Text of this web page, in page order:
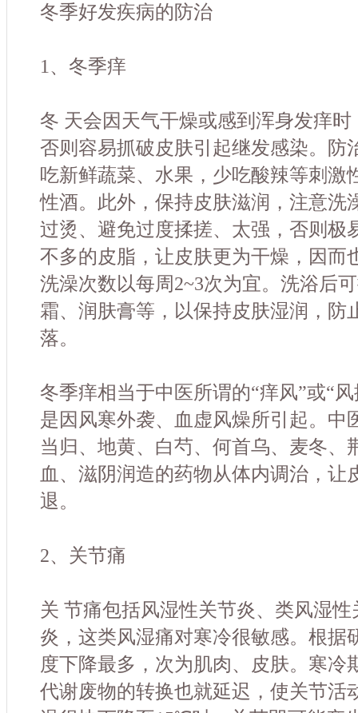
冬季好发疾病的防治
1、冬季痒
冬 天会因天气干燥或感到浑身发痒
否则容易抓破皮肤引起继发感染。防
吃新鲜蔬菜、水果，少吃酸辣等刺激
性酒。此外，保持皮肤滋润，注意洗
过烫、避免过度揉搓、太强，否则极
不多的皮脂，让皮肤更为干燥，因而
洗澡次数以每周2~3次为宜。洗浴后
霜、润肤膏等，以保持皮肤湿润，防
落。
冬季痒相当于中医所谓的“痒风”或“
是因风寒外袭、血虚风燥所引起。中
当归、地黄、白芍、何首乌、麦冬、
血、滋阴润造的药物从体内调治，让
退。
2、关节痛
关 节痛包括风湿性关节炎、类风湿
炎，这类风湿痛对寒冷很敏感。根据
度下降最多，次为肌肉、皮肤。寒冷
代谢废物的转换也就延迟，使关节活